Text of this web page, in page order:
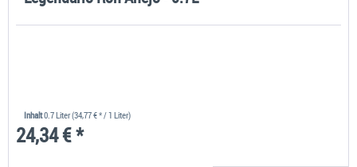
Inhalt0.7 Liter(34,77 € * / 1 Liter)
24,34 € *